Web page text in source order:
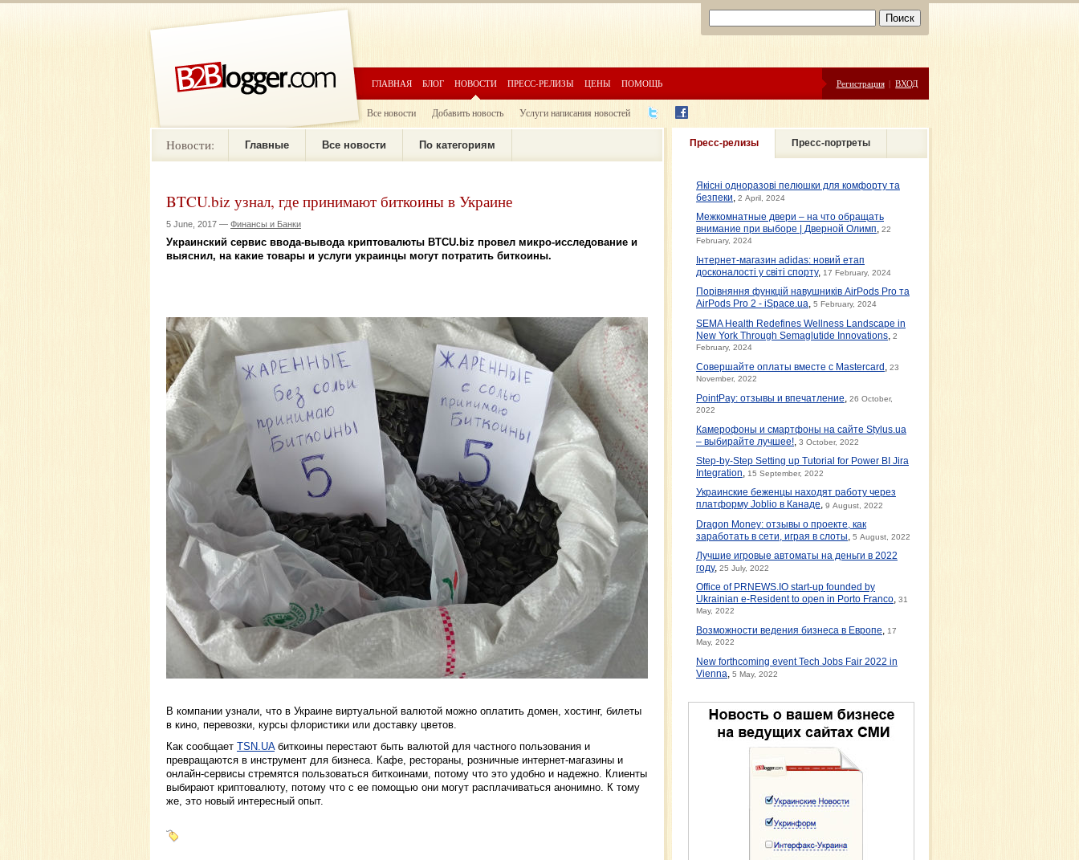
ГЛАВНАЯ БЛОГ НОВОСТИ ПРЕСС-РЕЛИЗЫ ЦЕНЫ ПОМОЩЬ Регистрация | ВХОД
Все новости Добавить новость Услуги написания новостей
Новости: Главные Все новости По категориям
BTCU.biz узнал, где принимают биткоины в Украине
5 June, 2017 — Финансы и Банки
Украинский сервис ввода-вывода криптовалюты BTCU.biz провел микро-исследование и
выяснил, на какие товары и услуги украинцы могут потратить биткоины.
В компании узнали, что в Украине виртуальной валютой можно оплатить домен, хостинг, билеты
в кино, перевозки, курсы флористики или доставку цветов.
Как сообщает TSN.UAбиткоины перестают быть валютой для частного пользования и
превращаются в инструмент для бизнеса. Кафе, рестораны, розничные интернет-магазины и
онлайн-сервисы стремятся пользоваться биткоинами, потому что это удобно и надежно. Клиенты
выбирают криптовалюту, потому что с ее помощью они могут расплачиваться анонимно. К тому
же, это новый интересный опыт.
Пресс-релизы Пресс-портреты
Якісні одноразові пелюшки для комфорту та
безпеки
2 April, 2024
Межкомнатные двери – на что обращать
внимание при выборе | Дверной Олимп
22
February, 2024
Інтернет-магазин adidas: новий етап
досконалості у світі спорту, 17 February, 2024
Порівняння функцій навушників AirPods Pro та
AirPods Pro 2 - iSpace.ua
5 February, 2024
SEMA Health Redefines Wellness Landscape in
New York Through Semaglutide Innovations 2
February, 2024
Совершайте оплаты вместе с Mastercard 23
November, 2022
PointPay: отзывы и впечатление 26 October,
2022
Камерофоны и смартфоны на сайте Stylus.ua
– выбирайте лучшее! 3 October, 2022
Step-by-Step Setting up Tutorial for Power BI Jira
Integration
15 September, 2022
Украинские беженцы находят работу через
платформу Joblio в Канаде, 9 August, 2022
Dragon Money: отзывы о проекте, как
заработать в сети, играя в слоты
5 August, 2022
Лучшие игровые автоматы на деньги в 2022
году, 25 July, 2022
Office of PRNEWS.IO start-up founded by
Ukrainian e-Resident to open in Porto Franco 31
May, 2022
Возможности ведения бизнеса в Европе 17
May, 2022
New forthcoming event Tech Jobs Fair 2022 in
Vienna
5 May, 2022